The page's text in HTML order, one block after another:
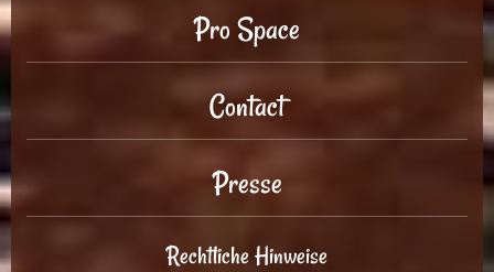
Pro Space
Contact
Presse
Rechtliche Hinweise